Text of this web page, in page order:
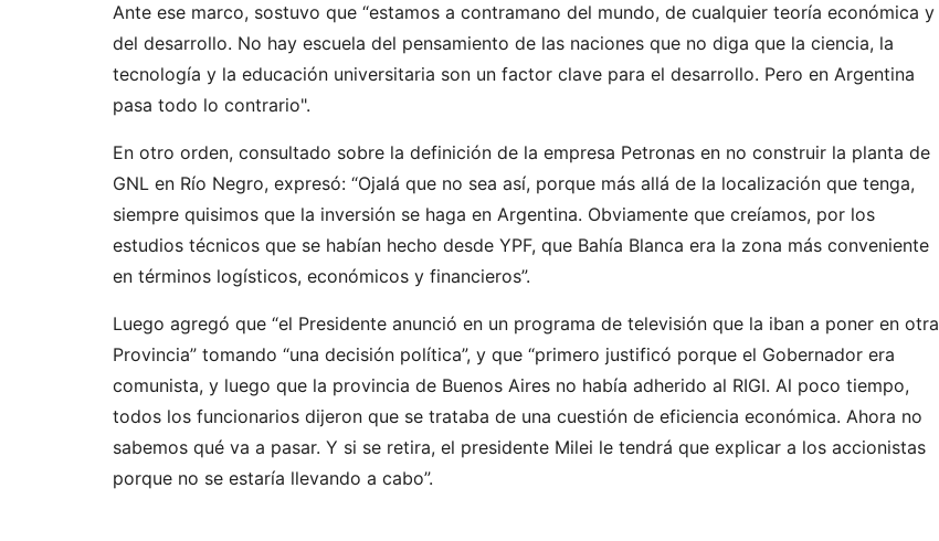
Ante ese marco, sostuvo que “estamos a contramano del mundo, de cualquier teoría económica y
del desarrollo. No hay escuela del pensamiento de las naciones que no diga que la ciencia, la
tecnología y la educación universitaria son un factor clave para el desarrollo. Pero en Argentina
pasa todo lo contrario".
En otro orden, consultado sobre la definición de la empresa Petronas en no construir la planta de
GNL en Río Negro, expresó: “Ojalá que no sea así, porque más allá de la localización que tenga,
siempre quisimos que la inversión se haga en Argentina. Obviamente que creíamos, por los
estudios técnicos que se habían hecho desde YPF, que Bahía Blanca era la zona más conveniente
en términos logísticos, económicos y financieros”.
Luego agregó que “el Presidente anunció en un programa de televisión que la iban a poner en otra
Provincia” tomando “una decisión política”, y que “primero justificó porque el Gobernador era
comunista, y luego que la provincia de Buenos Aires no había adherido al RIGI. Al poco tiempo,
todos los funcionarios dijeron que se trataba de una cuestión de eficiencia económica. Ahora no
sabemos qué va a pasar. Y si se retira, el presidente Milei le tendrá que explicar a los accionistas
porque no se estaría llevando a cabo”.